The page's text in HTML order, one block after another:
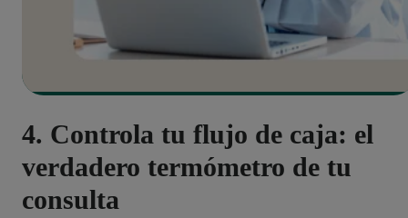
4. Controla tu flujo de caja: el
verdadero termómetro de tu
consulta